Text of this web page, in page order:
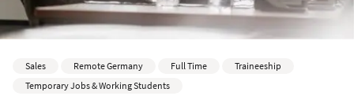
Sales Remote Germany Full Time
Traineeship
Temporary Jobs & Working Students